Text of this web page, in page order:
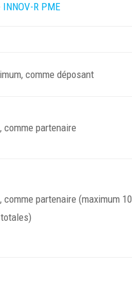
INNOV-R PME
comme déposant
comme partenaire
comme partenaire (maximum 10